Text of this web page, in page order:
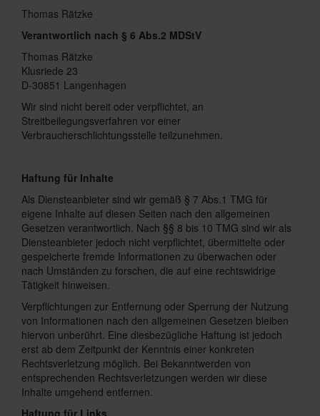
Thomas Rätzke
Verantwortlich nach § 6 Abs.2 MDStV
Thomas Rätzke
Klusriede 23
D-30851 Langenhagen
Wir sind nicht bereit oder verpflichtet, an
Streitbeilegungsverfahren vor einer
Verbraucherschlichtungsstelle teilzunehmen.
Haftung für Inhalte
Als Diensteanbieter sind wir gemäß § 7 Abs.1 TMG für
eigene Inhalte auf diesen Seiten nach den allgemeinen
Gesetzen verantwortlich. Nach §§ 8 bis 10 TMG sind wir als
Diensteanbieter jedoch nicht verpflichtet, übermittelte oder
gespeicherte fremde Informationen zu überwachen oder
nach Umständen zu forschen, die auf eine rechtswidrige
Tätigkeit hinweisen.
Verpflichtungen zur Entfernung oder Sperrung der Nutzung
von Informationen nach den allgemeinen Gesetzen bleiben
hiervon unberührt. Eine diesbezügliche Haftung ist jedoch
erst ab dem Zeitpunkt der Kenntnis einer konkreten
Rechtsverletzung möglich. Bei Bekanntwerden von
entsprechenden Rechtsverletzungen werden wir diese
Inhalte umgehend entfernen.
Haftung für Links